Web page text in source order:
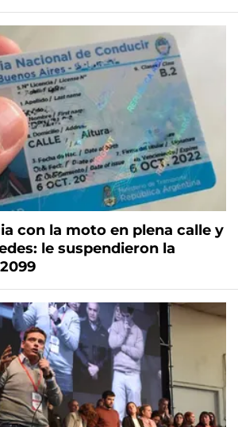
con la moto en plena calle y
le suspendieron la